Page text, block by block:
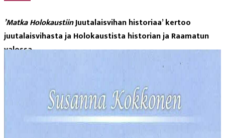
’Matka HolokaustiinJuutalaisvihan historiaa’kertoo
juutalaisvihasta ja Holokaustista historian ja Raamatun
valossa.